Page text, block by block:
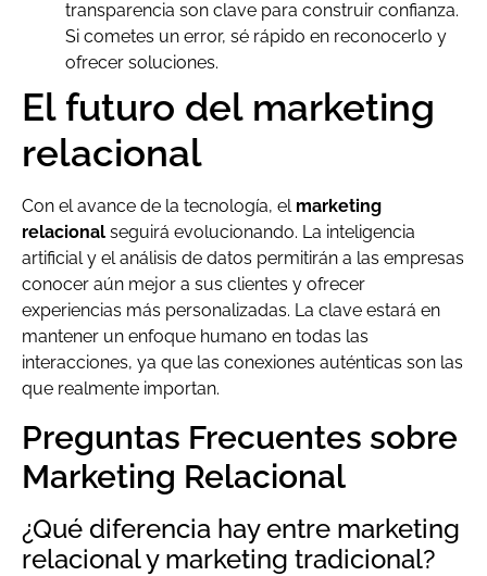
transparencia son clave para construir confianza.
Si cometes un error, sé rápido en reconocerlo y
ofrecer soluciones.
El futuro del marketing
relacional
Con el avance de la tecnología, el marketing
relacional seguirá evolucionando. La inteligencia
artificial y el análisis de datos permitirán a las empresas
conocer aún mejor a sus clientes y ofrecer
experiencias más personalizadas. La clave estará en
mantener un enfoque humano en todas las
interacciones, ya que las conexiones auténticas son las
que realmente importan.
Preguntas Frecuentes sobre
Marketing Relacional
¿Qué diferencia hay entre marketing
relacional y marketing tradicional?